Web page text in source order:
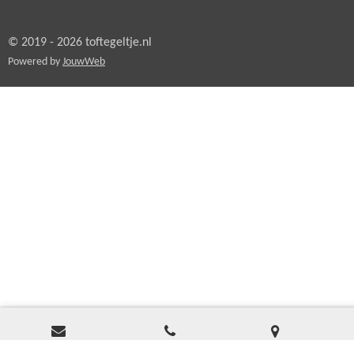
© 2019 - 2026 toftegeltje.nl
Powered by JouwWeb